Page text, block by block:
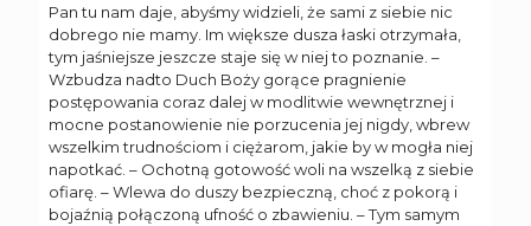
Pan tu nam daje, abyśmy widzieli, że sami z siebie nic
dobrego nie mamy. Im większe dusza łaski otrzymała,
tym jaśniejsze jeszcze staje się w niej to poznanie. –
Wzbudza nadto Duch Boży gorące pragnienie
postępowania coraz dalej w modlitwie wewnętrznej i
mocne postanowienie nie porzucenia jej nigdy, wbrew
wszelkim trudnościom i ciężarom, jakie by w mogła niej
napotkać. – Ochotną gotowość woli na wszelką z siebie
ofiarę. – Wlewa do duszy bezpieczną, choć z pokorą i
bojaźnią połączoną ufność o zbawieniu. – Tym samym